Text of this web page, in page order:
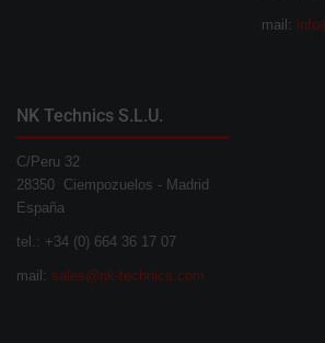
mail:
NK Technics S.L.U.
C/Peru 32
28350 Ciempozuelos - Madrid
España
tel.: +34 (0) 664 36 17 07
mail: sales@nk-technics.com